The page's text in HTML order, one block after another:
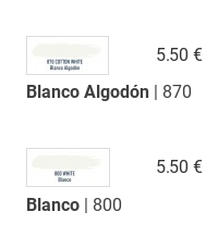
Blanco Algodón| 870
5.50 €
Blanco| 800
5.50 €